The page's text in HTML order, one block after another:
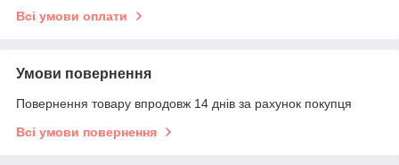
Всі умови оплати
Умови повернення
Повернення товару впродовж 14 днів за рахунок покупця
Всі умови повернення